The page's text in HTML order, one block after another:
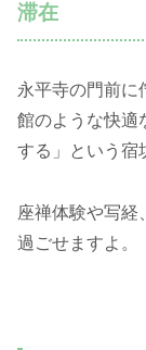
滞在
永平寺の門前に
館のような快適
する」という宿
座禅体験や写経
過ごせますよ。